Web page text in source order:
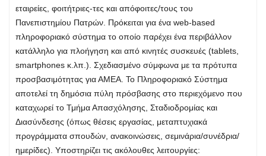
εταιρείες, φοιτήτριες-τες και απόφοιτες/τους του
Πανεπιστημίου Πατρών. Πρόκειται για ένα web-based
πληροφοριακό σύστημα το οποίο παρέχει ένα περιβάλλον
κατάλληλο για πλοήγηση και από κινητές συσκευές (tablets,
smartphones κ.λπ.). Σχεδιασμένο σύμφωνα με τα πρότυπα
προσβασιμότητας για ΑΜΕΑ. Το Πληροφοριακό Σύστημα
αποτελεί τη δημόσια πύλη πρόσβασης στο περιεχόμενο που
καταχωρεί το Τμήμα Απασχόλησης, Σταδιοδρομίας και
Διασύνδεσης (όπως θέσεις εργασίας, μεταπτυχιακά
προγράμματα σπουδών, ανακοινώσεις, σεμινάρια/συνέδρια/
ημερίδες). Υποστηρίζει τις ακόλουθες λειτουργίες: